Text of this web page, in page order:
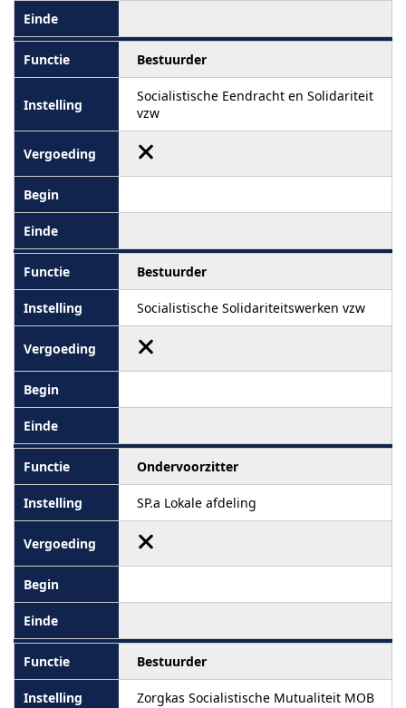
Bestuurder
Socialistische Eendracht en Solidariteit
vzw
Bestuurder
Socialistische Solidariteitswerken vzw
Ondervoorzitter
SP.a Lokale afdeling
Bestuurder
Zorgkas Socialistische Mutualiteit MOB